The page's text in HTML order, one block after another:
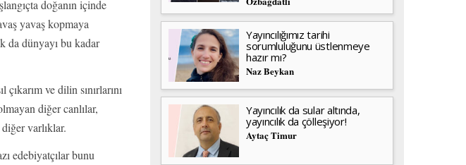
doğanın içinde
yavaş kopmaya
da dünyayı bu kadar
ve dilin sınırlarını
diğer canlılar,
varlıklar.
edebiyatçılar bunu
Yayıncılığımız tarihi
sorumluluğunu üstlenmeye
hazır mı?
Naz Beykan
Yayıncılık da sular altında,
yayıncılık da çölleşiyor!
Aytaç Timur